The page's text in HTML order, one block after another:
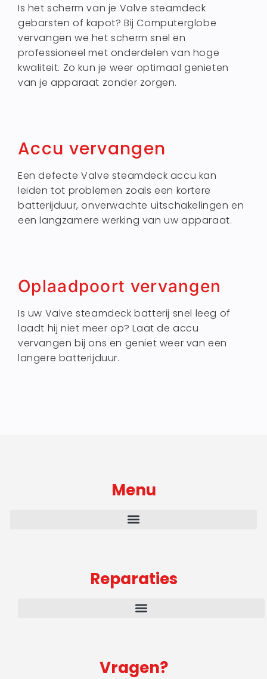
Is het scherm van je Valve steamdeck
gebarsten of kapot? Bij Computerglobe
vervangen we het scherm snel en
professioneel met onderdelen van hoge
kwaliteit. Zo kun je weer optimaal genieten
van je apparaat zonder zorgen.
Accu vervangen
Een defecte Valve steamdeck accu kan
leiden tot problemen zoals een kortere
batterijduur, onverwachte uitschakelingen en
een langzamere werking van uw apparaat.
Oplaadpoort vervangen
Is uw Valve steamdeck batterij snel leeg of
laadt hij niet meer op? Laat de accu
vervangen bij ons en geniet weer van een
langere batterijduur.
Menu
Reparaties
Vragen?